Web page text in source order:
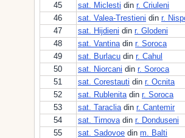
45
sat. Miclesti din r. Criuleni
46
sat. Valea-Trestieni din r.
47
sat. Hijdieni din r. Glodeni
48
sat. Vantinadin r. Soroca
49
sat. Burlacu din r. Cahul
50
sat. Niorcani din r. Soroca
51
sat. Corestauti din r. Ocnita
52
sat. Rublenitadin r. Soroca
53
sat. Taracliadin r. Cantemir
54
sat. Tirnovadin r. Donduseni
55
sat. Sadovoe din m. Balti